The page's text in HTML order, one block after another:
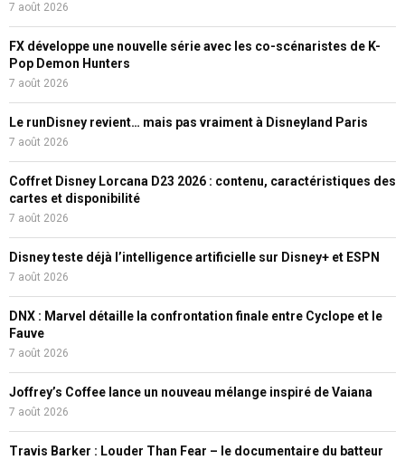
7 août 2026
FX développe une nouvelle série avec les co-scénaristes de K-
Pop Demon Hunters
7 août 2026
Le runDisney revient… mais pas vraiment à Disneyland Paris
7 août 2026
Coffret Disney Lorcana D23 2026 : contenu, caractéristiques des
cartes et disponibilité
7 août 2026
Disney teste déjà l’intelligence artificielle sur Disney+ et ESPN
7 août 2026
DNX : Marvel détaille la confrontation finale entre Cyclope et le
Fauve
7 août 2026
Joffrey’s Coffee lance un nouveau mélange inspiré de Vaiana
7 août 2026
Travis Barker : Louder Than Fear – le documentaire du batteur